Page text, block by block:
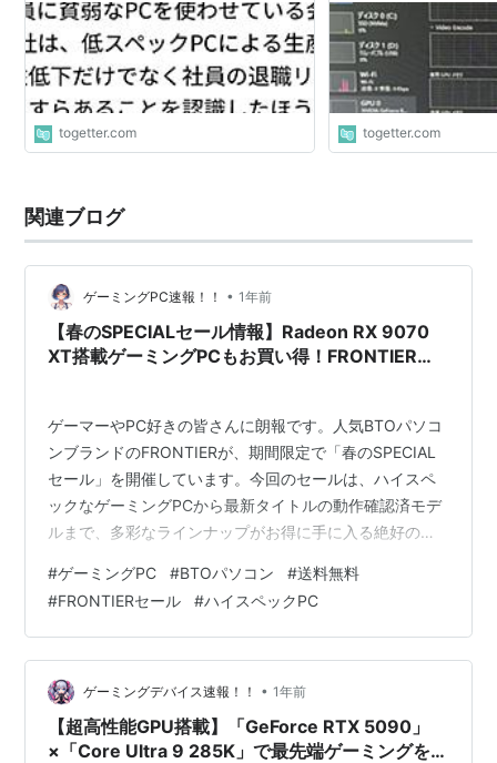
たほうがいい
togetter.com togetter.com
関連ブログ
ゲーミングPC速報！！ • 1年前
【春のSPECIALセール情報】Radeon RX 9070
XT搭載ゲーミングPCもお買い得！FRONTIERの
ゲーマーやPC好きの皆さんに朗報です。人気BTOパソコ
ンブランドのFRONTIERが、期間限定で「春のSPECIAL
セール」を開催しています。今回のセールは、ハイスペ
ックなゲーミングPCから最新タイトルの動作確認済モデ
ルまで、多彩なラインナップがお得に手に入る絶好のチ
る「Radeon RX 9070 XT」搭載モデル。高いパフォーマ
ンスを求める方には見逃せない一台となっています。 期
間：2025年4月4日(金)15時 ～ 2025年4月11日(金)15時
「モンスターハンターワイルズ」の動作確認済みゲーミ
ングPCも用意されているので、今まさにハ…
#ゲーミングPC #BTOパソコン #送料無料
#FRONTIERセール #ハイスペックPC
ゲーミングデバイス速報！！ • 1年前
【超高性能GPU搭載】「GeForce RTX 5090」
×「Core Ultra 9 285K」で最先端ゲーミングを体